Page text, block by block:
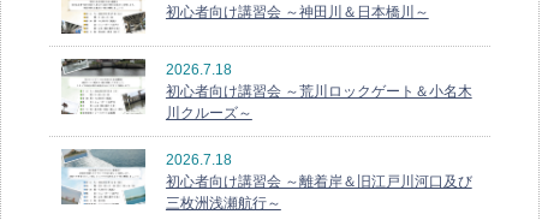
初心者向け講習会 ～神田川＆日本橋川～
2026.7.18
初心者向け講習会 ～荒川ロックゲート＆小名木
川クルーズ～
2026.7.18
初心者向け講習会 ～離着岸＆旧江戸川河口及び
三枚洲浅瀬航行～